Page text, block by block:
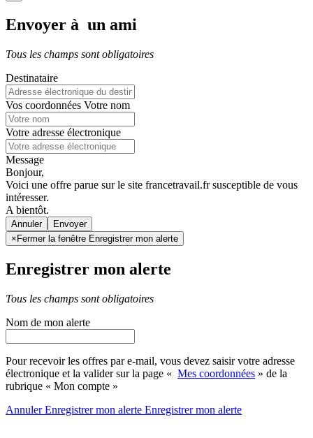
Envoyer à un ami
Tous les champs sont obligatoires
Destinataire
Vos coordonnées Votre nom
Votre adresse électronique
Message
Bonjour,
Voici une offre parue sur le site francetravail.fr susceptible de vous
intéresser.
A bientôt.
Annuler
× Fermer la fenêtre Enregistrer mon alerte
Enregistrer mon alerte
Tous les champs sont obligatoires
Nom de mon alerte
Pour recevoir les offres par e-mail, vous devez saisir votre adresse
électronique et la valider sur la page « Mes coordonnées » de la
rubrique « Mon compte »
AnnulerEnregistrer mon alerte Enregistrermon alerte